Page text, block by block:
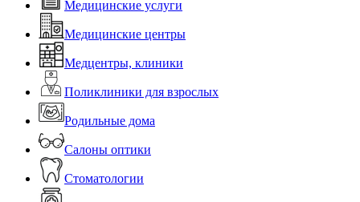
Медицинские услуги
Медицинские центры
Медцентры, клиники
Поликлиники для взрослых
Родильные дома
Салоны оптики
Стоматологии